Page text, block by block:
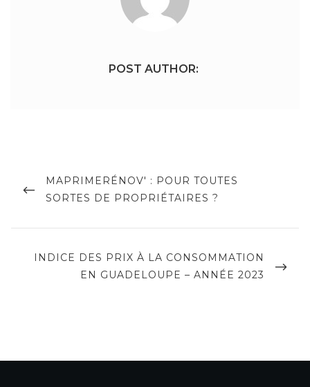
POST AUTHOR:
l’article
PREVIOUS
POST
MAPRIMERÉNOV' : POUR TOUTES
SORTES DE PROPRIÉTAIRES ?
NEXT
INDICE DES PRIX À LA CONSOMMATION
EN GUADELOUPE – ANNÉE 2023